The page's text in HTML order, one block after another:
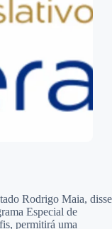
Rodrigo Maia, disse
Especial de
permitirá uma